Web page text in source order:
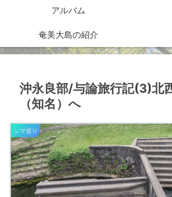
アルバム
奄美大島の紹介
沖永良部/与論旅行記(3)北
（知名）へ
シマ巡り